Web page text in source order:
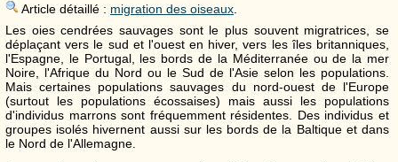
Article détaillé : migration des oiseaux
Les oies cendrées sauvages sont le plus souvent migratrices, se
déplaçant vers le sud et l'ouest en hiver, vers les îles britanniques,
l'Espagne, le Portugal, les bords de la Méditerranée ou de la mer
Noire, l'Afrique du Nord ou le Sud de l'Asie selon les populations.
Mais certaines populations sauvages du nord-ouest de l'Europe
(surtout les populations écossaises) mais aussi les populations
d'individus marrons sont fréquemment résidentes. Des individus et
groupes isolés hivernent aussi sur les bords de la Baltique et dans
le Nord de l'Allemagne.